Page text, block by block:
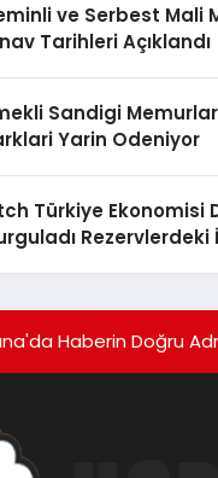
ve Serbest Mali
Tarihleri Açıklandı
Sandigi
Yarin Odeniyor
Türkiye Ekonomisi
Rezervlerdeki
Haberin Doğru